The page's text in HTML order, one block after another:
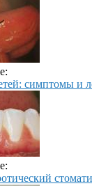
симптомы и